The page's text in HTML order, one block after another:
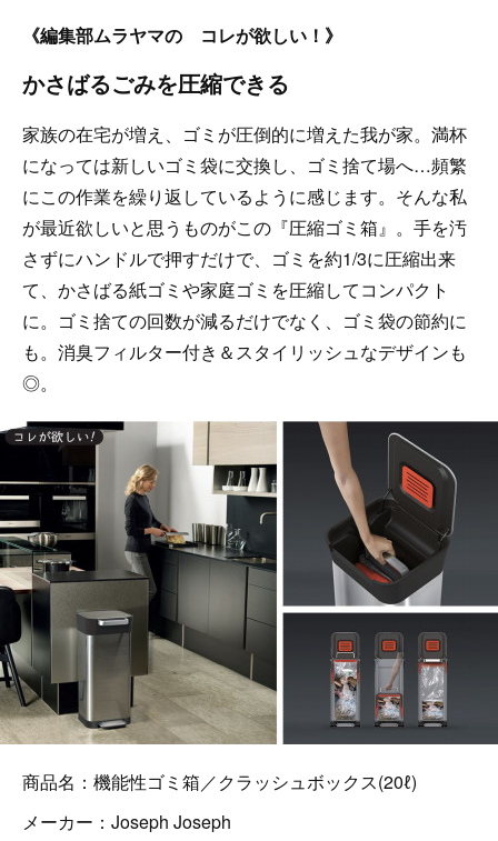
《編集部ムラヤマの コレが欲しい！》
かさばるごみを圧縮できる
家族の在宅が増え、ゴミが圧倒的に増えた我が家。満杯
になっては新しいゴミ袋に交換し、ゴミ捨て場へ…頻繁
にこの作業を繰り返しているように感じます。そんな私
が最近欲しいと思うものがこの『圧縮ゴミ箱』。手を汚
さずにハンドルで押すだけで、ゴミを約1/3に圧縮出来
て、かさばる紙ゴミや家庭ゴミを圧縮してコンパクト
に。ゴミ捨ての回数が減るだけでなく、ゴミ袋の節約に
も。消臭フィルター付き＆スタイリッシュなデザインも
◎。
商品名：機能性ゴミ箱／クラッシュボックス(20ℓ)
メーカー：Joseph Joseph